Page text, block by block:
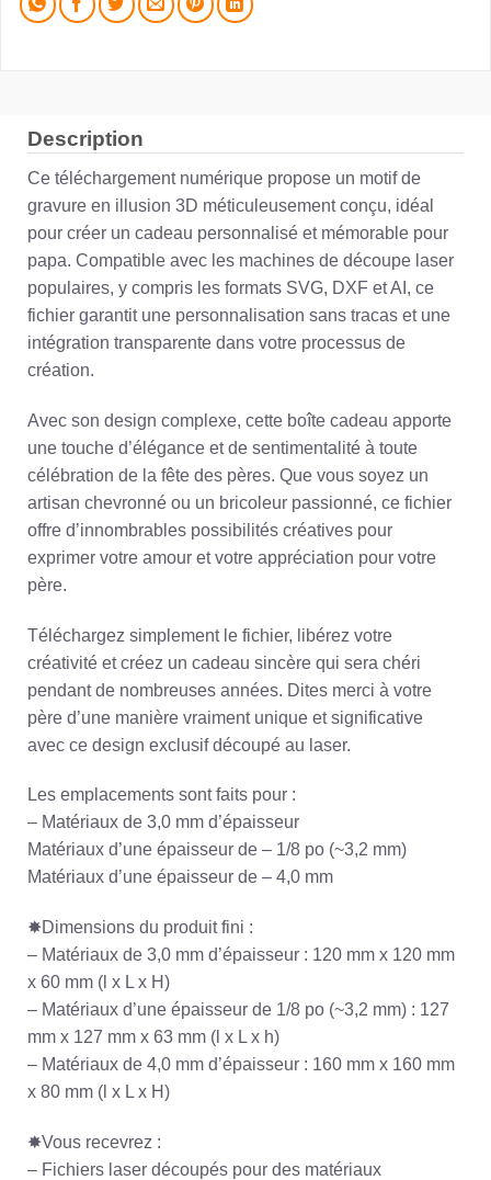
Description
Ce téléchargement numérique propose un motif de
gravure en illusion 3D méticuleusement conçu, idéal
pour créer un cadeau personnalisé et mémorable pour
papa. Compatible avec les machines de découpe laser
populaires, y compris les formats SVG, DXF et AI, ce
fichier garantit une personnalisation sans tracas et une
intégration transparente dans votre processus de
création.
Avec son design complexe, cette boîte cadeau apporte
une touche d’élégance et de sentimentalité à toute
célébration de la fête des pères. Que vous soyez un
artisan chevronné ou un bricoleur passionné, ce fichier
offre d’innombrables possibilités créatives pour
exprimer votre amour et votre appréciation pour votre
père.
Téléchargez simplement le fichier, libérez votre
créativité et créez un cadeau sincère qui sera chéri
pendant de nombreuses années. Dites merci à votre
père d’une manière vraiment unique et significative
avec ce design exclusif découpé au laser.
Les emplacements sont faits pour :
– Matériaux de 3,0 mm d’épaisseur
Matériaux d’une épaisseur de – 1/8 po (~3,2 mm)
Matériaux d’une épaisseur de – 4,0 mm
✸Dimensions du produit fini :
– Matériaux de 3,0 mm d’épaisseur : 120 mm x 120 mm
x 60 mm (l x L x H)
– Matériaux d’une épaisseur de 1/8 po (~3,2 mm) : 127
mm x 127 mm x 63 mm (l x L x h)
– Matériaux de 4,0 mm d’épaisseur : 160 mm x 160 mm
x 80 mm (l x L x H)
✸Vous recevrez :
– Fichiers laser découpés pour des matériaux